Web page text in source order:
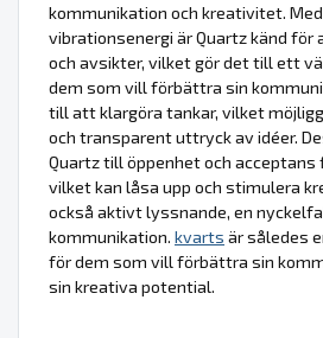
kommunikation och kreativitet.
vibrationsenergi är Quartz känd
och avsikter, vilket gör det till ett
dem som vill förbättra sin
till att klargöra tankar, vilket
och transparent uttryck av idéer.
Quartz till öppenhet och acceptans
vilket kan låsa upp och stimulera
också aktivt lyssnande, en
kommunikation. kvarts är således
för dem som vill förbättra sin
sin kreativa potential.